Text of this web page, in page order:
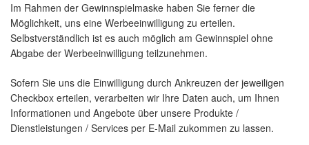
Im Rahmen der Gewinnspielmaske haben Sie ferner die
Möglichkeit, uns eine Werbeeinwilligung zu erteilen.
Selbstverständlich ist es auch möglich am Gewinnspiel ohne
Abgabe der Werbeeinwilligung teilzunehmen.
Sofern Sie uns die Einwilligung durch Ankreuzen der jeweiligen
Checkbox erteilen, verarbeiten wir Ihre Daten auch, um Ihnen
Informationen und Angebote über unsere Produkte /
Dienstleistungen / Services per E-Mail zukommen zu lassen.